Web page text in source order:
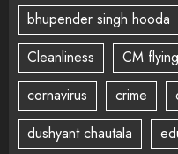
bhupender singh hooda
Cleanliness
CM flying
cornavirus
crime
dushyant chautala